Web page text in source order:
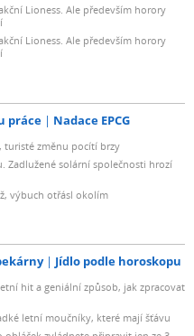
Lioness. Ale především horory
Lioness. Ale především horory
práce Nadace EPCG
turisté změnu pocítí brzy
Zadlužené solární společnosti hrozí
výbuch otřásl okolím
Jídlo podle horoskopu
hit a geniální způsob, jak zpracovat
letní moučníky, které mají šťávu